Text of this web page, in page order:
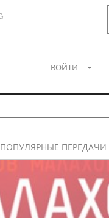
ВОЙТИ
ПОПУЛЯРНЫЕ ПЕРЕДАЧИ